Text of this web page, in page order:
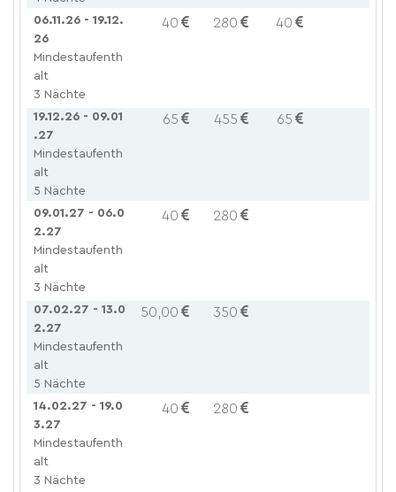
06.11.26 - 19.12.
26
40 280 40
Mindestaufenth
alt
3 Nächte
19.12.26 - 09.01
.27
65 455 65
Mindestaufenth
alt
5 Nächte
09.01.27 - 06.0
2.27
40 280
Mindestaufenth
alt
3 Nächte
07.02.27 - 13.0
2.27
50,00 350
Mindestaufenth
alt
5 Nächte
14.02.27 - 19.0
3.27
40 280
Mindestaufenth
alt
3 Nächte